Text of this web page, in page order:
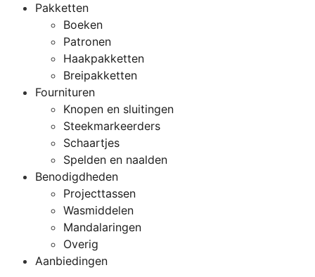
Pakketten
Boeken
Patronen
Haakpakketten
Breipakketten
Fournituren
Knopen en sluitingen
Steekmarkeerders
Schaartjes
Spelden en naalden
Benodigdheden
Projecttassen
Wasmiddelen
Mandalaringen
Overig
Aanbiedingen